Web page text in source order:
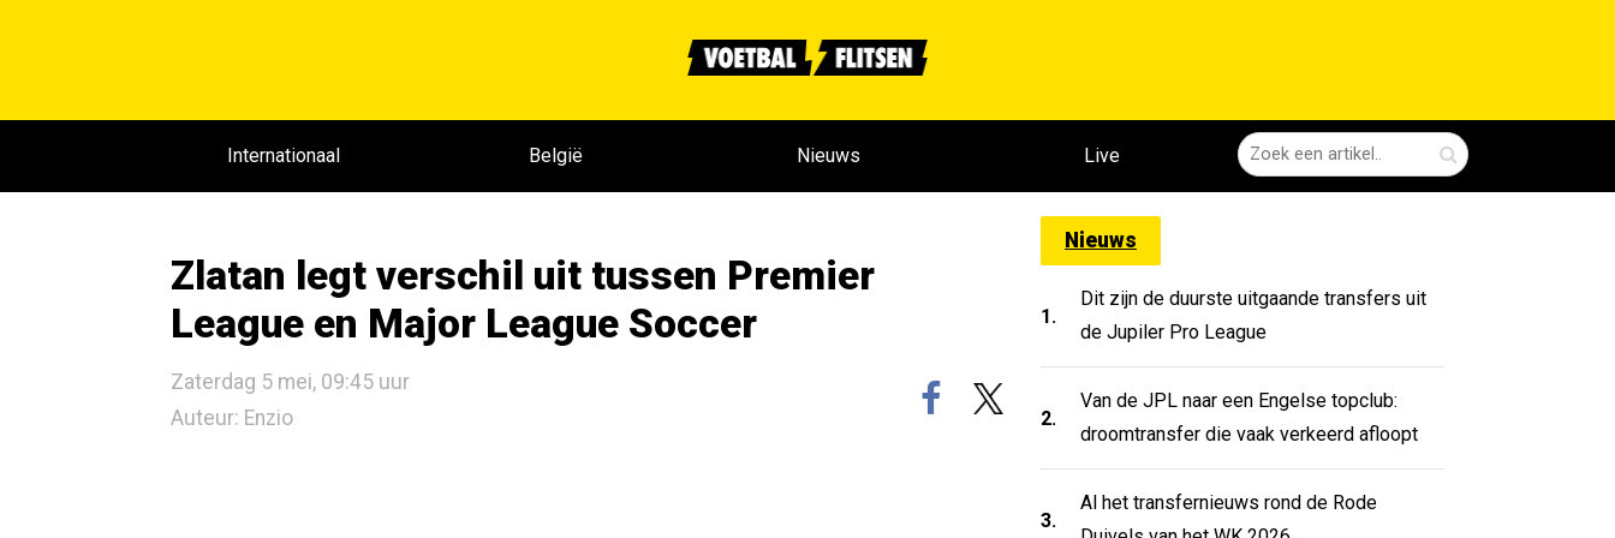
Internationaal België Nieuws Live
Zlatan legt verschil uit tussen Premier
League en Major League Soccer
Zaterdag 5 mei, 09:45 uur
Auteur: Enzio
Nieuws
1.
Dit zijn de duurste uitgaande transfers uit
de Jupiler Pro League
2.
Van de JPL naar een Engelse topclub:
droomtransfer die vaak verkeerd afloopt
3.
Al het transfernieuws rond de Rode